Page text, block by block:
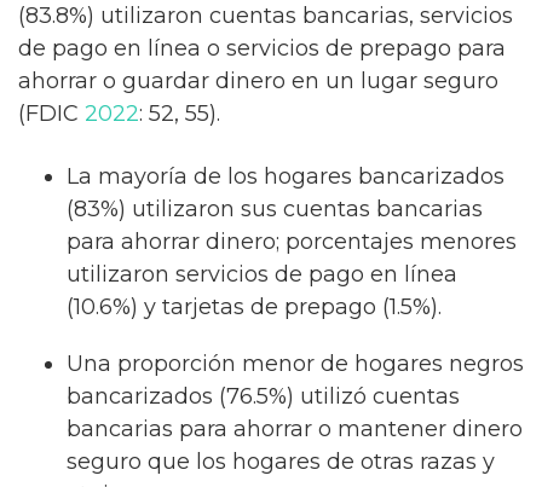
(83.8%) utilizaron cuentas bancarias, servicios
de pago en línea o servicios de prepago para
ahorrar o guardar dinero en un lugar seguro
(FDIC 2022: 52, 55).
La mayoría de los hogares bancarizados
(83%) utilizaron sus cuentas bancarias
para ahorrar dinero; porcentajes menores
utilizaron servicios de pago en línea
(10.6%) y tarjetas de prepago (1.5%).
Una proporción menor de hogares negros
bancarizados (76.5%) utilizó cuentas
bancarias para ahorrar o mantener dinero
seguro que los hogares de otras razas y